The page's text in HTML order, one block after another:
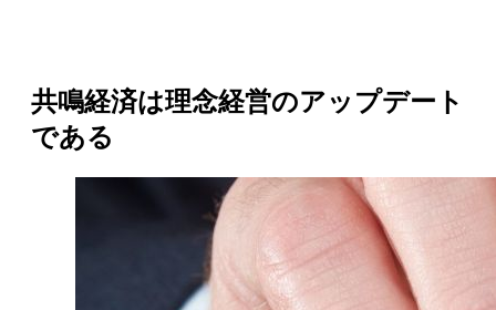
共鳴経済は理念経営のアップデート
である